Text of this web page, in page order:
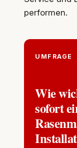
performen.
UMFRAGE
Wie
sofort